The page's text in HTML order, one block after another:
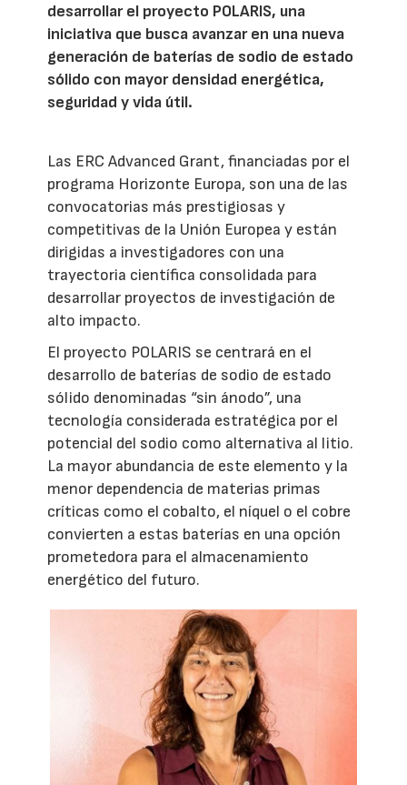
desarrollar el proyecto POLARIS, una
iniciativa que busca avanzar en una nueva
generación de baterías de sodio de estado
sólido con mayor densidad energética,
seguridad y vida útil.
Las ERC Advanced Grant, financiadas por el
programa Horizonte Europa, son una de las
convocatorias más prestigiosas y
competitivas de la Unión Europea y están
dirigidas a investigadores con una
trayectoria científica consolidada para
desarrollar proyectos de investigación de
alto impacto.
El proyecto POLARIS se centrará en el
desarrollo de baterías de sodio de estado
sólido denominadas “sin ánodo”, una
tecnología considerada estratégica por el
potencial del sodio como alternativa al litio.
La mayor abundancia de este elemento y la
menor dependencia de materias primas
críticas como el cobalto, el níquel o el cobre
convierten a estas baterías en una opción
prometedora para el almacenamiento
energético del futuro.